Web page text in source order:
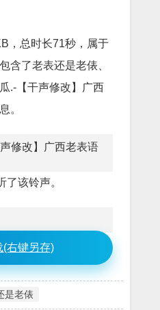
，总时长71秒，属于
含了老表还是老俵、
.-【干声修改】广西
。
修改】广西老表语
了该铃声。
(右键另存)
是老俵